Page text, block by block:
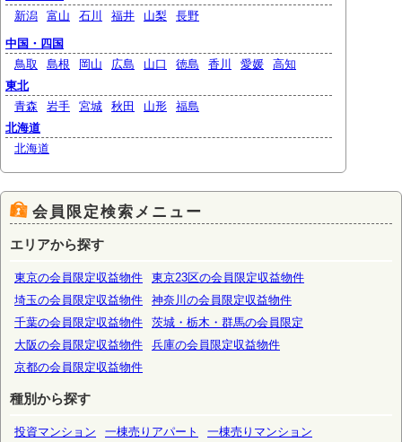
新潟
富山 石川 福井 山梨 長野
中国・四国
鳥取
島根 岡山 広島 山口 徳島 香川 愛媛
高知
東北
青森
岩手 宮城 秋田 山形
福島
北海道
北海道
会員限定検索メニュー
エリアから探す
東京の会員限定収益物件
東京23区の会員限定収益物件
埼玉の会員限定収益物件
神奈川の会員限定収益物件
千葉の会員限定収益物件
茨城・栃木・群馬の会員限定
大阪の会員限定収益物件
兵庫の会員限定収益物件
京都の会員限定収益物件
種別から探す
投資マンション 一棟売りアパート
一棟売りマンション